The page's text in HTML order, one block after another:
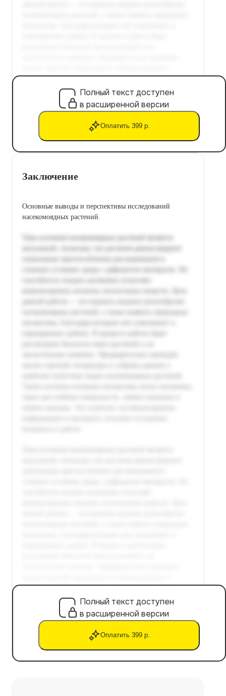
Полный текст доступен
в расширенной версии
Оплатить 399 р.
Заключение
Основные выводы и перспективы исследований
насекомоядных растений.
Полный текст доступен
в расширенной версии
Оплатить 399 р.